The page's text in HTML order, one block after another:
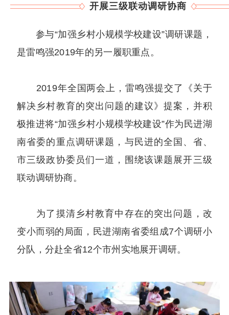
开展三级联动调研协商
参与“加强乡村小规模学校建设”调研课题，
是雷鸣强2019年的另一履职重点。
2019年全国两会上，雷鸣强提交了《关于
解决乡村教育的突出问题的建议》提案，并积
极推进将“加强乡村小规模学校建设”作为民进湖
南省委的重点调研课题，与民进的全国、省、
市三级政协委员们一道，围绕该课题展开三级
联动调研协商。
为了摸清乡村教育中存在的突出问题，改
变小而弱的局面，民进湖南省委组成7个调研小
分队，分赴全省12个市州实地展开调研。